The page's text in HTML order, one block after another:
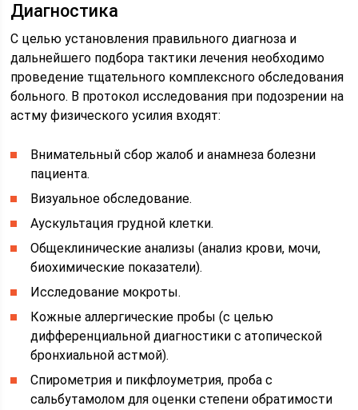
Диагностика
С целью установления правильного диагноза и
дальнейшего подбора тактики лечения необходимо
проведение тщательного комплексного обследования
больного. В протокол исследования при подозрении на
астму физического усилия входят:
Внимательный сбор жалоб и анамнеза болезни
пациента.
Визуальное обследование.
Аускультация грудной клетки.
Общеклинические анализы (анализ крови, мочи,
биохимические показатели).
Исследование мокроты.
Кожные аллергические пробы (с целью
дифференциальной диагностики с атопической
бронхиальной астмой).
Спирометрия и пикфлоуметрия, проба с
сальбутамолом для оценки степени обратимости